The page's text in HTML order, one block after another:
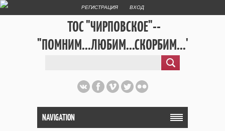
РЕГИСТРАЦИЯ ВХОД
ТОС "ЧИРПОВСКОЕ"--
"ПОМНИМ...ЛЮБИМ...СКОРБИМ..."
NAVIGATION